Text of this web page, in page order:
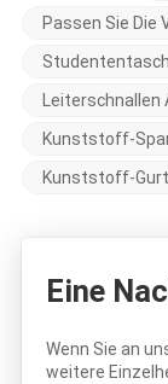
Passen Sie Die
Leiterschnallen
Kunststoff-
Kunststoff-
Eine
Wenn Sie an
weitere